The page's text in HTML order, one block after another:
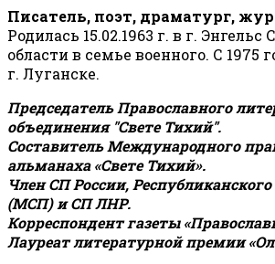
Писатель, поэт, драматург,
Родилась 15.02.1963 г. в г. Энгельс
области в семье военного. С 1975
г. Луганске.
Председатель Православного
объединения "Свете Тихий".
Составитель Международного
альманаха «Свете Тихий».
Член СП России,
(МСП) и СП ЛНР.
Корреспондент газеты
Лауреат литературной премии